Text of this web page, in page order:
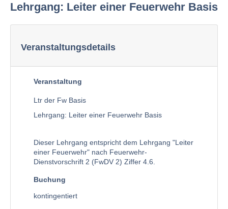
Lehrgang: Leiter einer Feuerwehr Basis
Veranstaltungsdetails
Veranstaltung
Ltr der Fw Basis
Lehrgang: Leiter einer Feuerwehr Basis
Dieser Lehrgang entspricht dem Lehrgang "Leiter
einer Feuerwehr" nach Feuerwehr-
Dienstvorschrift 2 (FwDV 2) Ziffer 4.6.
Buchung
kontingentiert